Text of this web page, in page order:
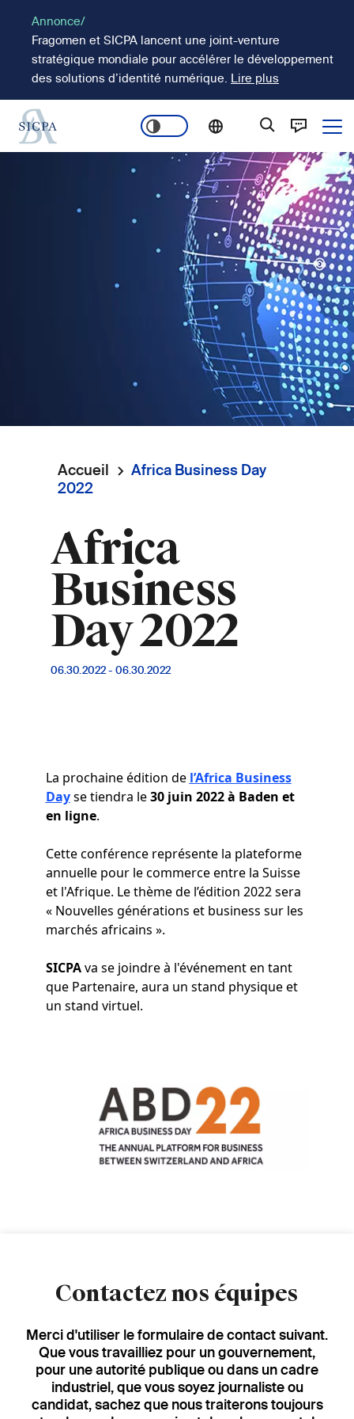
contenu
principal
Annonce/
Fragomen et SICPA lancent une joint-venture
stratégique mondiale pour accélérer le développement
des solutions d’identité numérique. Lire plus
Main
navigation
Fil
d'Ariane
Accueil
Africa Business Day
2022
Africa
Business
Day 2022
06.30.2022- 06.30.2022
La prochaine édition de l’Africa Business
Dayse tiendra le30 juin 2022 à Baden et
en ligne.
Cette conférence représente la plateforme
annuelle pour le commerce entre la Suisse
et l'Afrique. Le thème de l’édition 2022 sera
« Nouvelles générations et business sur les
marchés africains ».
SICPAva se joindre à l'événement en tant
que Partenaire, aura un stand physique et
un stand virtuel.
Contactez nos équipes
Merci d'utiliser le formulaire de contact suivant.
Que vous travailliez pour un gouvernement,
pour une autorité publique ou dans un cadre
industriel, que vous soyez journaliste ou
candidat, sachez que nous traiterons toujours